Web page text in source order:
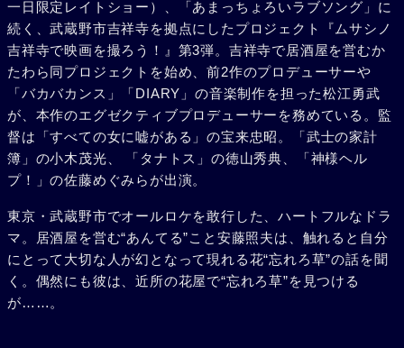
一日限定レイトショー）、「あまっちょろいラブソング」に
続く、武蔵野市吉祥寺を拠点にしたプロジェクト『ムサシノ
吉祥寺で映画を撮ろう！』第3弾。吉祥寺で居酒屋を営むか
たわら同プロジェクトを始め、前2作のプロデューサーや
「バカバカンス」「DIARY」の音楽制作を担った松江勇武
が、本作のエグゼクティブプロデューサーを務めている。監
督は「すべての女に嘘がある」の宝来忠昭。「武士の家計
簿」の小木茂光、 「タナトス」の徳山秀典、「神様ヘル
プ！」の佐藤めぐみらが出演。
東京・武蔵野市でオールロケを敢行した、ハートフルなドラ
マ。居酒屋を営む“あんてる”こと安藤照夫は、触れると自分
にとって大切な人が幻となって現れる花“忘れろ草”の話を聞
く。偶然にも彼は、近所の花屋で“忘れろ草”を見つける
が……。